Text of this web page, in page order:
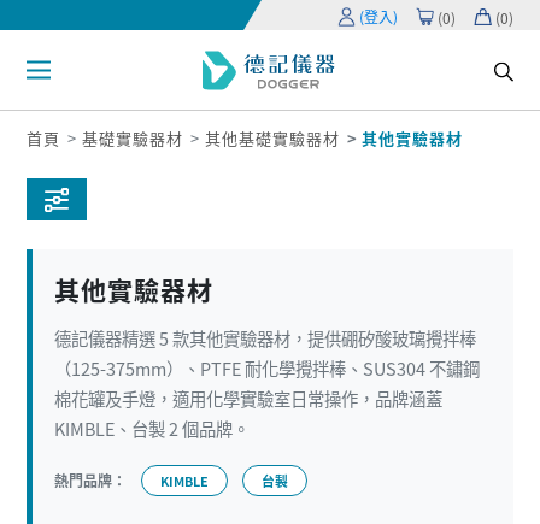
(登入) (0) (0)
首頁 基礎實驗器材 其他基礎實驗器材 其他實驗器材
其他實驗器材
德記儀器精選 5 款其他實驗器材，提供硼矽酸玻璃攪拌棒
（125-375mm）、PTFE 耐化學攪拌棒、SUS304 不鏽鋼
棉花罐及手燈，適用化學實驗室日常操作，品牌涵蓋
KIMBLE、台製 2 個品牌。
熱門品牌： KIMBLE 台製